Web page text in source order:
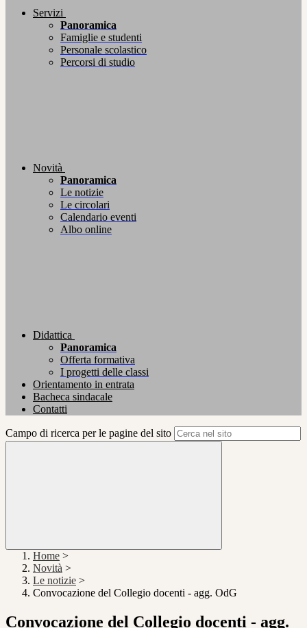
Servizi
Panoramica
Famiglie e studenti
Personale scolastico
Percorsi di studio
Novità
Panoramica
Le notizie
Le circolari
Calendario eventi
Albo online
Didattica
Panoramica
Offerta formativa
I progetti delle classi
Orientamento in entrata
Bacheca sindacale
Contatti
Campo di ricerca per le pagine del sito
Home >
Novità >
Le notizie >
Convocazione del Collegio docenti - agg. OdG
Convocazione del Collegio docenti - agg.